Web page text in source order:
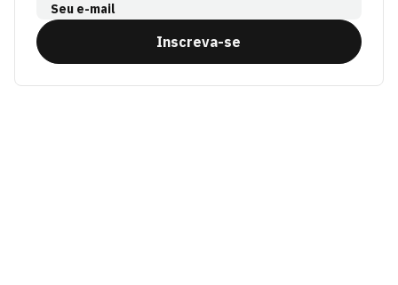
Seu e-mail
Inscreva-se